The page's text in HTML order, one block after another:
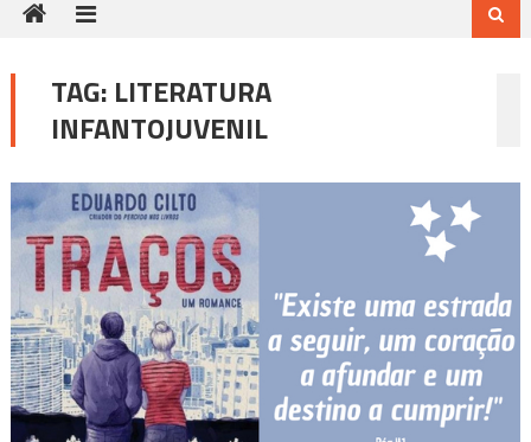
TAG: LITERATURA
INFANTOJUVENIL